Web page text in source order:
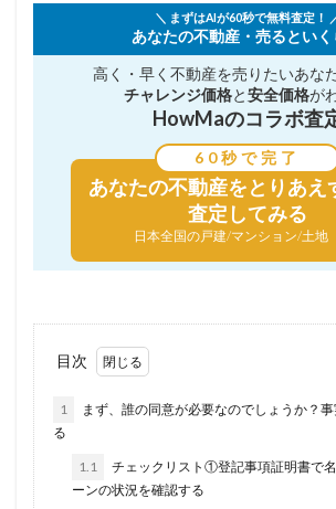
＼ まずはAIが60秒で無料査定！
あなたの不動産・売るといく
高く・早く不動産を売りたいあな
チャレンジ価格と安全価格が
HowMaのコラボ査
60秒で完了
あなたの不動産をとりあえ
査定してみる
日本全国の戸建/マンション/土
目次
1
まず、誰の同意が必要なのでしょうか？
る
1.1
チェックリスト①登記事項証明書で
ーンの状況を確認する